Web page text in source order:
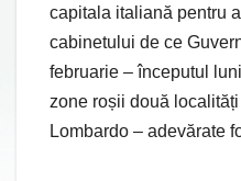
capitala italiană pentru
cabinetului de ce
februarie – începutul
zone roșii două
Lombardo – adevărate